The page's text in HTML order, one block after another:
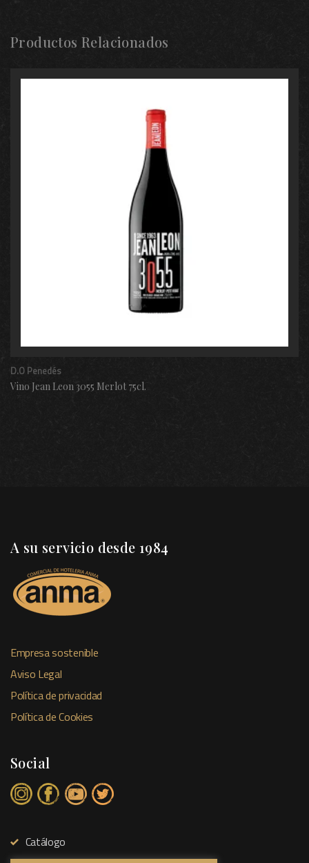
Productos Relacionados
D.O Penedés
Vino Jean Leon 3055 Merlot 75cl.
A su servicio desde 1984
Empresa sostenible
Aviso Legal
Política de privacidad
Política de Cookies
Social
Catálogo